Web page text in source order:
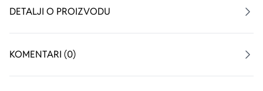
ove edicije odabrane su tako da mladim čitaocima budu
DETALJI O PROIZVODU
KOMENTARI (0)